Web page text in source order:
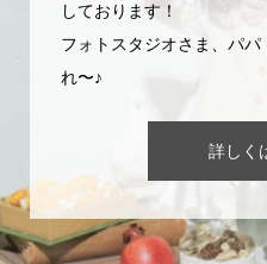
しております！
フォトスタジオさま、パパ
れ〜♪
詳しく